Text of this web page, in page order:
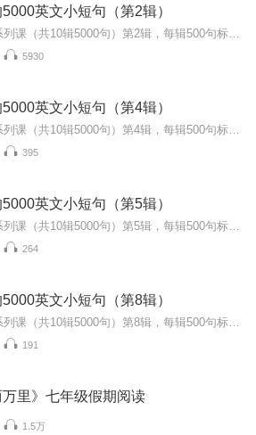
英文小短句（第2辑）
5930
英文小短句（第4辑）
395
英文小短句（第5辑）
264
英文小短句（第8辑）
191
万里》七年级假期阅读
1.5万